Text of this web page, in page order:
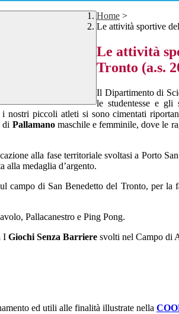
Home >
Le attività sportive
Le attività
Tronto (a.s.
Il Dipartimento di
le studentesse e gli
piccoli atleti si sono cimentati
di Pallamanomaschile e femminile, dove le
alla fase territoriale svoltasi a Porto
alla medaglia d’argento.
campo di San Benedetto del Tronto, per
Pallacanestro e Ping Pong.
I Giochi Senza Barriere svolti nel Campo di
ed utili alle finalità illustrate nella